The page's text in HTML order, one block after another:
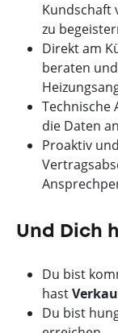
Kundschaft
zu
Direkt am
beraten
Technische
die Daten
Proaktiv
Und Dich
Du bist
hast
Du bist